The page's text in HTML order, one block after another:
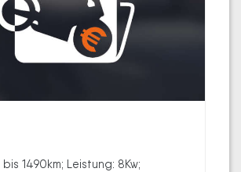
1490km; Leistung: 8Kw;